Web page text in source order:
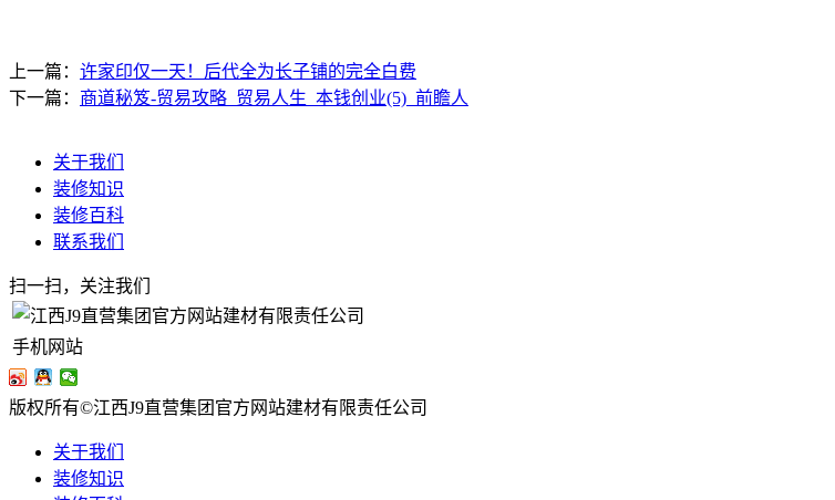
上一篇： 许家印仅一天！后代全为长子铺的完全白费
下一篇： 商道秘笈-贸易攻略_贸易人生_本钱创业(5)_前瞻人
关于我们
装修知识
装修百科
联系我们
扫一扫，关注我们
手机网站
版权所有©江西J9直营集团官方网站建材有限责任公司
关于我们
装修知识